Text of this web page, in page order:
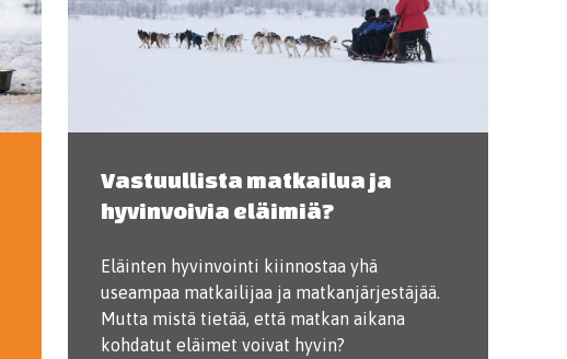
Vastuullista matkailua ja
hyvinvoivia eläimiä?
Eläinten hyvinvointi kiinnostaa yhä
useampaa matkailijaa ja matkanjärjestäjää.
Mutta mistä tietää, että matkan aikana
kohdatut eläimet voivat hyvin?